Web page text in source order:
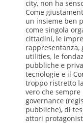
city, non ha
Come
un insieme ben
come singola
cittadini, le
utilities, le
pubbliche e
tecnologie e il
troppo ristretto
vero che
governance
pubbliche), di
attori